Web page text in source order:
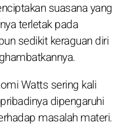
suasana yang
terletak pada
sedikit keraguan diri
Watts sering kali
dipengaruhi
masalah materi.